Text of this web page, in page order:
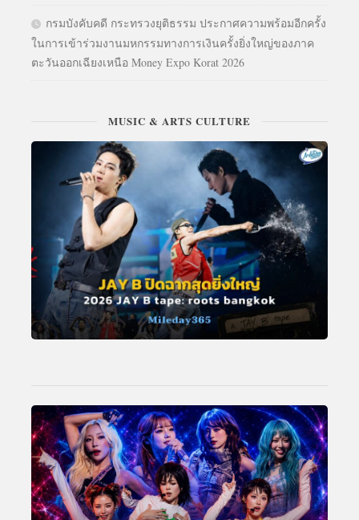
กรมบังคับคดี กระทรวงยุติธรรม ประกาศความพร้อมอีกครั้ง
ในการเข้าร่วมงานมหกรรมทางการเงินครั้งยิ่งใหญ่ของภาค
ตะวันออกเฉียงเหนือ Money Expo Korat 2026
MUSIC & ARTS CULTURE